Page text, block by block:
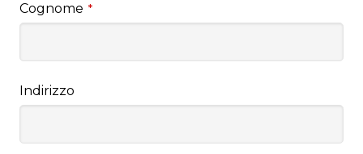
Cognome *
Indirizzo